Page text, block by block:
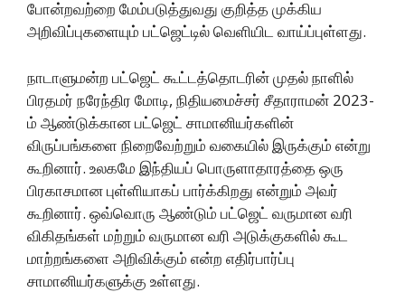
போன்றவற்றை மேம்படுத்துவது குறித்த முக்கிய
அறிவிப்புகளையும் பட்ஜெட்டில் வெளியிட வாய்ப்புள்ளது.
நாடாளுமன்ற பட்ஜெட் கூட்டத்தொடரின் முதல் நாளில்
பிரதமர் நரேந்திர மோடி, நிதியமைச்சர் சீதாராமன் 2023-
ம் ஆண்டுக்கான பட்ஜெட் சாமானியர்களின்
விருப்பங்களை நிறைவேற்றும் வகையில் இருக்கும் என்று
கூறினார். உலகமே இந்தியப் பொருளாதாரத்தை ஒரு
பிரகாசமான புள்ளியாகப் பார்க்கிறது என்றும் அவர்
கூறினார். ஒவ்வொரு ஆண்டும் பட்ஜெட் வருமான வரி
விகிதங்கள் மற்றும் வருமான வரி அடுக்குகளில் கூட
மாற்றங்களை அறிவிக்கும் என்ற எதிர்பார்ப்பு
சாமானியர்களுக்கு உள்ளது.